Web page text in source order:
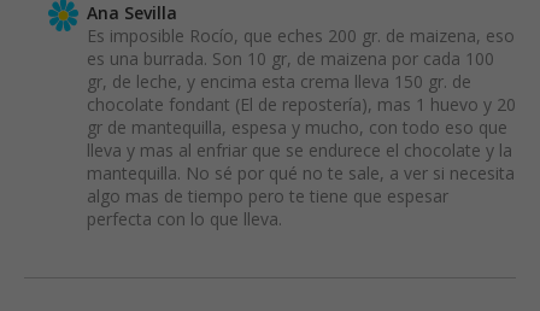
Ana Sevilla
Es imposible Rocío, que eches 200 gr. de maizena, eso
es una burrada. Son 10 gr, de maizena por cada 100
gr, de leche, y encima esta crema lleva 150 gr. de
chocolate fondant (El de repostería), mas 1 huevo y 20
gr de mantequilla, espesa y mucho, con todo eso que
lleva y mas al enfriar que se endurece el chocolate y la
mantequilla. No sé por qué no te sale, a ver si necesita
algo mas de tiempo pero te tiene que espesar
perfecta con lo que lleva.